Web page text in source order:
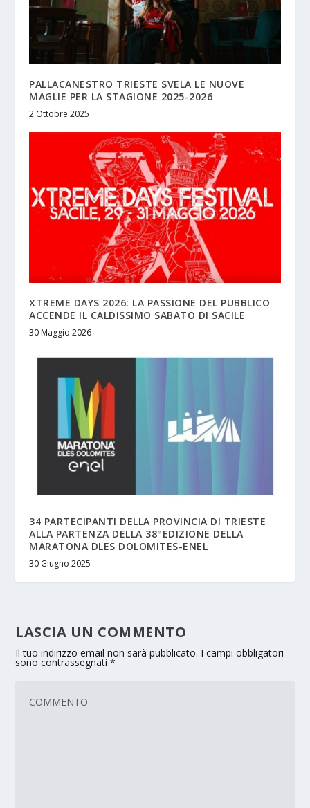
PALLACANESTRO TRIESTE SVELA LE NUOVE
MAGLIE PER LA STAGIONE 2025-2026
2 Ottobre 2025
XTREME DAYS 2026: LA PASSIONE DEL PUBBLICO
ACCENDE IL CALDISSIMO SABATO DI SACILE
30 Maggio 2026
34 PARTECIPANTI DELLA PROVINCIA DI TRIESTE
ALLA PARTENZA DELLA 38°EDIZIONE DELLA
MARATONA DLES DOLOMITES-ENEL
30 Giugno 2025
LASCIA UN COMMENTO
Il tuo indirizzo email non sarà pubblicato. I campi obbligatori
sono contrassegnati*